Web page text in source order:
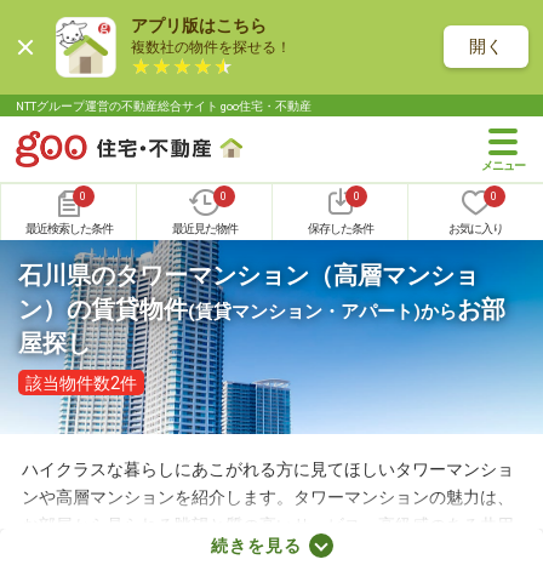
アプリ版はこちら
複数社の物件を探せる！ 開く
NTTグループ運営の不動産総合サイト goo住宅・不動産
0
最近検索した条件
0
最近見た物件
0
保存した条件
0
お気に入り
石川県のタワーマンション（高層マンショ
ン）の賃貸物件(賃貸マンション・アパート)からお部
屋探し
該当物件数2件
ハイクラスな暮らしにあこがれる方に見てほしいタワーマンショ
ンや高層マンションを紹介します。タワーマンションの魅力は、
お部屋から見られる眺望と質の高いサービス。高級感のある共用
スペースやコンシェルジュサービスが付属しているので、豊かな
続きを見る